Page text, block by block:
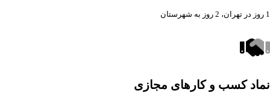
1 روز در تهران، 2 روز به شهرستان
نماد کسب و کارهای مجازی